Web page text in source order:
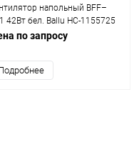
напольный BFF–
42Вт бел. Ballu НС-1155725
по запросу